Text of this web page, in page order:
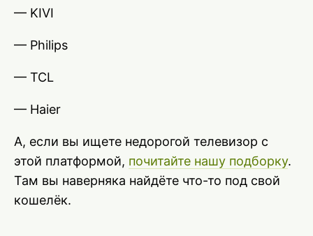
— KIVI
— Philips
— TCL
— Haier
А, если вы ищете недорогой телевизор с
этой платформой, почитайте нашу подборку.
Там вы наверняка найдёте что-то под свой
кошелёк.